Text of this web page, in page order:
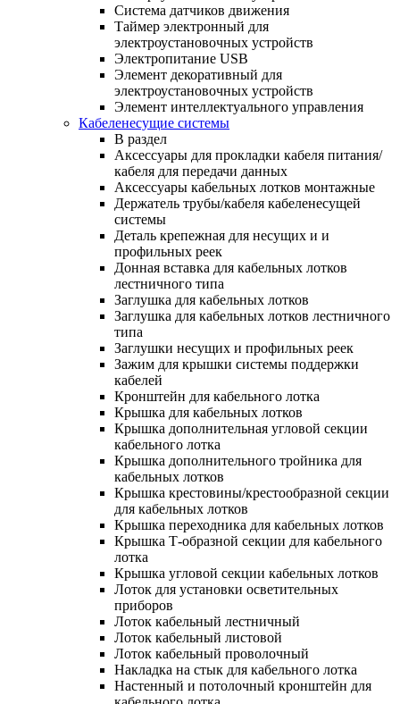
Система датчиков движения
Таймер электронный для
электроустановочных устройств
Электропитание USB
Элемент декоративный для
электроустановочных устройств
Элемент интеллектуального управления
Кабеленесущие системы
В раздел
Аксессуары для прокладки кабеля питания/
кабеля для передачи данных
Аксессуары кабельных лотков монтажные
Держатель трубы/кабеля кабеленесущей
системы
Деталь крепежная для несущих и и
профильных реек
Донная вставка для кабельных лотков
лестничного типа
Заглушка для кабельных лотков
Заглушка для кабельных лотков лестничного
типа
Заглушки несущих и профильных реек
Зажим для крышки системы поддержки
кабелей
Кронштейн для кабельного лотка
Крышка для кабельных лотков
Крышка дополнительная угловой секции
кабельного лотка
Крышка дополнительного тройника для
кабельных лотков
Крышка крестовины/крестообразной секции
для кабельных лотков
Крышка переходника для кабельных лотков
Крышка Т-образной секции для кабельного
лотка
Крышка угловой секции кабельных лотков
Лоток для установки осветительных
приборов
Лоток кабельный лестничный
Лоток кабельный листовой
Лоток кабельный проволочный
Накладка на стык для кабельного лотка
Настенный и потолочный кронштейн для